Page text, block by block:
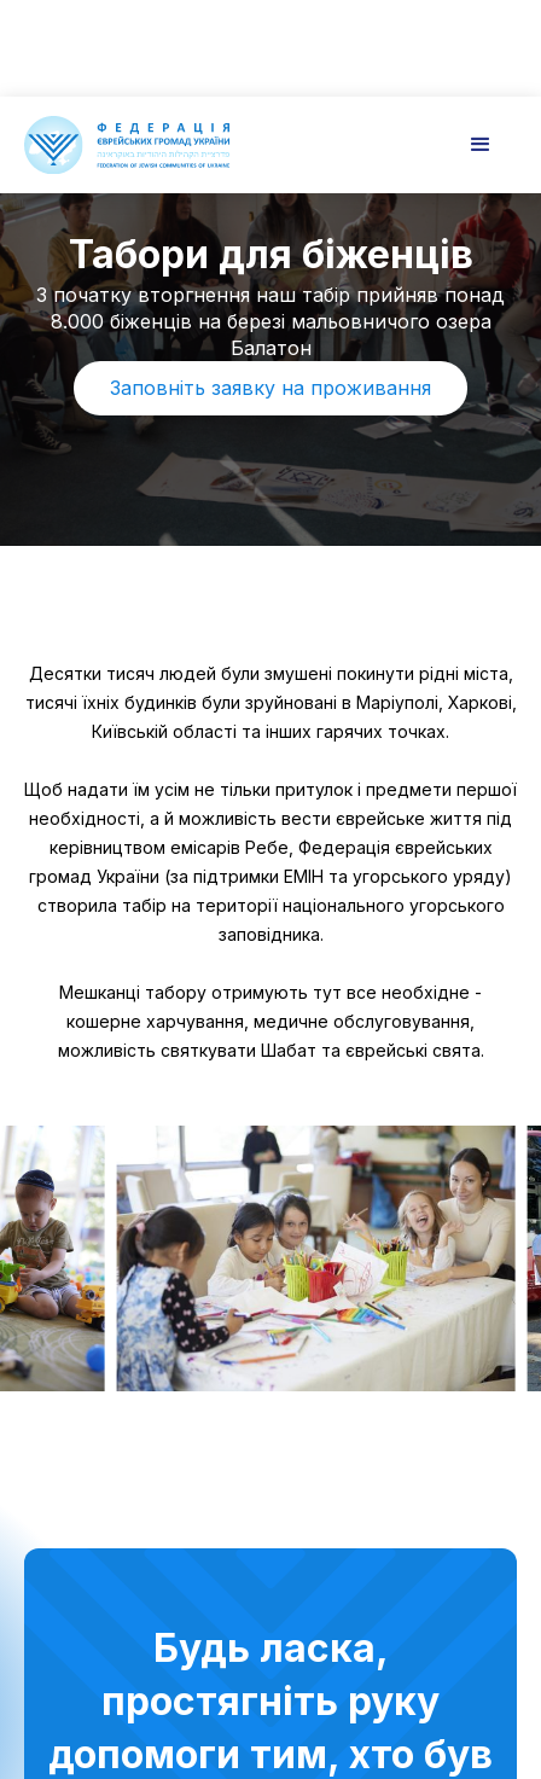
Табори для біженців
З початку вторгнення наш табір прийняв понад
8.000 біженців на березі мальовничого озера
Балатон
Заповніть заявку на проживання
Десятки тисяч людей були змушені покинути рідні міста,
тисячі їхніх будинків були зруйновані в Маріуполі, Харкові,
Київській області та інших гарячих точках.
Щоб надати їм усім не тільки притулок і предмети першої
необхідності, а й можливість вести єврейське життя під
керівництвом емісарів Ребе, Федерація єврейських
громад України (за підтримки EMIH та угорського уряду)
створила табір на території національного угорського
заповідника.
Мешканці табору отримують тут все необхідне -
кошерне харчування, медичне обслуговування,
можливість святкувати Шабат та єврейські свята.
Будь ласка,
простягніть руку
допомоги тим, хто був